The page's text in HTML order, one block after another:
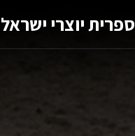
ספרית יוצרי ישראל